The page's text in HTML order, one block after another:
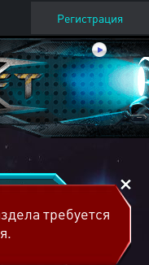
Регистрация
требуется